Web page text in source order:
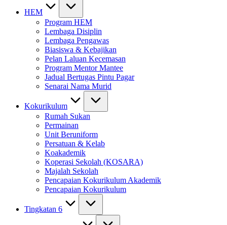
HEM
Program HEM
Lembaga Disiplin
Lembaga Pengawas
Biasiswa & Kebajikan
Pelan Laluan Kecemasan
Program Mentor Mantee
Jadual Bertugas Pintu Pagar
Senarai Nama Murid
Kokurikulum
Rumah Sukan
Permainan
Unit Beruniform
Persatuan & Kelab
Koakademik
Koperasi Sekolah (KOSARA)
Majalah Sekolah
Pencapaian Kokurikulum Akademik
Pencapaian Kokurikulum
Tingkatan 6